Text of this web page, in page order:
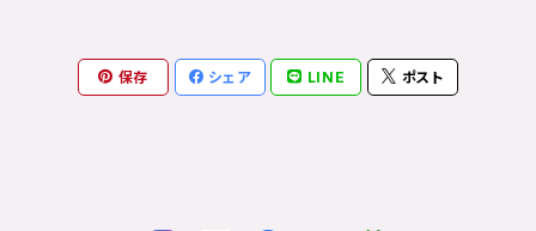
保存 シェア LINE ポスト